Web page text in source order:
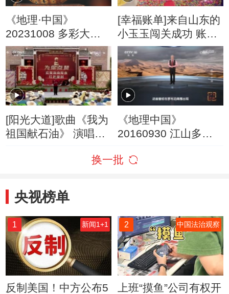
《地理·中国》
20231008 多彩大地
12
[幸福账单]来自山东的
小玉玉闯关成功 账单
确认
[阳光大道]歌曲《我为
祖国献石油》 演唱：
《地理中国》
20160930 江山多娇·
换一批
央视榜单
1 新闻1+1
反制美国！中方公布5
2 中国法治观察
上班“摸鱼”公司有权开